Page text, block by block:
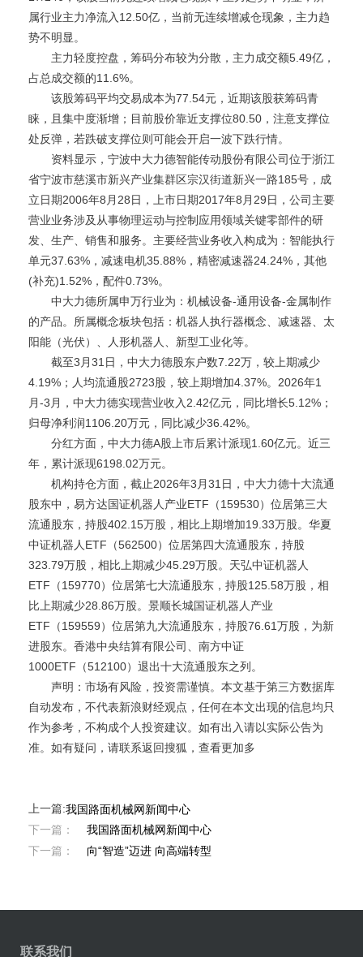
属行业主力净流入12.50亿，当前无连续增减仓现象，主力趋
势不明显。
主力轻度控盘，筹码分布较为分散，主力成交额5.49亿，
占总成交额的11.6%。
该股筹码平均交易成本为77.54元，近期该股获筹码青
睐，且集中度渐增；目前股价靠近支撑位80.50，注意支撑位
处反弹，若跌破支撑位则可能会开启一波下跌行情。
资料显示，宁波中大力德智能传动股份有限公司位于浙江
省宁波市慈溪市新兴产业集群区宗汉街道新兴一路185号，成
立日期2006年8月28日，上市日期2017年8月29日，公司主要
营业业务涉及从事物理运动与控制应用领域关键零部件的研
发、生产、销售和服务。主要经营业务收入构成为：智能执行
单元37.63%，减速电机35.88%，精密减速器24.24%，其他
(补充)1.52%，配件0.73%。
中大力德所属申万行业为：机械设备-通用设备-金属制作
的产品。所属概念板块包括：机器人执行器概念、减速器、太
阳能（光伏）、人形机器人、新型工业化等。
截至3月31日，中大力德股东户数7.22万，较上期减少
4.19%；人均流通股2723股，较上期增加4.37%。2026年1
月-3月，中大力德实现营业收入2.42亿元，同比增长5.12%；
归母净利润1106.20万元，同比减少36.42%。
分红方面，中大力德A股上市后累计派现1.60亿元。近三
年，累计派现6198.02万元。
机构持仓方面，截止2026年3月31日，中大力德十大流通
股东中，易方达国证机器人产业ETF（159530）位居第三大
流通股东，持股402.15万股，相比上期增加19.33万股。华夏
中证机器人ETF（562500）位居第四大流通股东，持股
323.79万股，相比上期减少45.29万股。天弘中证机器人
ETF（159770）位居第七大流通股东，持股125.58万股，相
比上期减少28.86万股。景顺长城国证机器人产业
ETF（159559）位居第九大流通股东，持股76.61万股，为新
进股东。香港中央结算有限公司、南方中证
1000ETF（512100）退出十大流通股东之列。
声明：市场有风险，投资需谨慎。本文基于第三方数据库
自动发布，不代表新浪财经观点，任何在本文出现的信息均只
作为参考，不构成个人投资建议。如有出入请以实际公告为
准。如有疑问，请联系返回搜狐，查看更加多
上一篇:我国路面机械网新闻中心
下一篇：
我国路面机械网新闻中心
下一篇：
向“智造”迈进 向高端转型
联系我们